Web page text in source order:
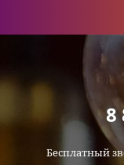
8
Бесплатный